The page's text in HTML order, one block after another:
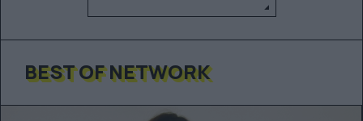
BEST OF NETWORK